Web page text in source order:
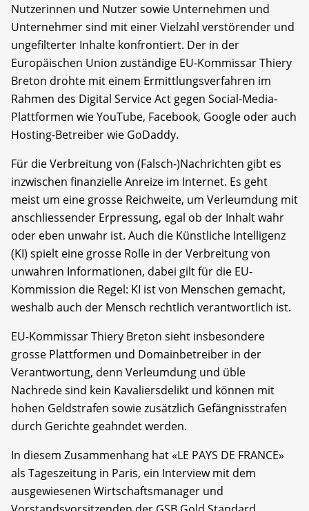
Nutzerinnen und Nutzer sowie Unternehmen und
Unternehmer sind mit einer Vielzahl verstörender und
ungefilterter Inhalte konfrontiert. Der in der
Europäischen Union zuständige EU-Kommissar Thiery
Breton drohte mit einem Ermittlungsverfahren im
Rahmen des Digital Service Act gegen Social-Media-
Plattformen wie YouTube, Facebook, Google oder auch
Hosting-Betreiber wie GoDaddy.
Für die Verbreitung von (Falsch-)Nachrichten gibt es
inzwischen finanzielle Anreize im Internet. Es geht
meist um eine grosse Reichweite, um Verleumdung mit
anschliessender Erpressung, egal ob der Inhalt wahr
oder eben unwahr ist. Auch die Künstliche Intelligenz
(KI) spielt eine grosse Rolle in der Verbreitung von
unwahren Informationen, dabei gilt für die EU-
Kommission die Regel: KI ist von Menschen gemacht,
weshalb auch der Mensch rechtlich verantwortlich ist.
EU-Kommissar Thiery Breton sieht insbesondere
grosse Plattformen und Domainbetreiber in der
Verantwortung, denn Verleumdung und üble
Nachrede sind kein Kavaliersdelikt und können mit
hohen Geldstrafen sowie zusätzlich Gefängnisstrafen
durch Gerichte geahndet werden.
In diesem Zusammenhang hat «LE PAYS DE FRANCE»
als Tageszeitung in Paris, ein Interview mit dem
ausgewiesenen Wirtschaftsmanager und